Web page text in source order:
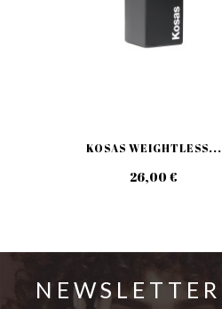
KOSAS WEIGHTLESS...
26,00 €
NEWSLETTER